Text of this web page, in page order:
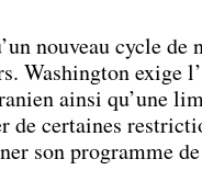
nouveau cycle
Washington exige
ainsi qu’une
de certaines
son programme